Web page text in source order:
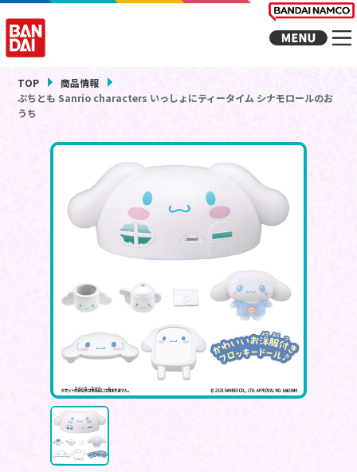
TOP
商品情報
ぷちとも Sanrio characters いっしょにティータイム シナモロールのお
うち